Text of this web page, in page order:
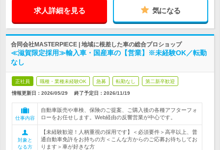
求人詳細を見る 気になる
合同会社MASTERPIECE | 地域に根差した車の総合プロショップ
≪滋賀限定採用≫輸入車・国産車の【営業】※未経験OK／転勤
なし
正社員 職種・業種未経験OK 急募 転勤なし 第二新卒歓迎
情報更新日：2026/05/29 終了予定日： 2026/11/19
仕事内容
自動車販売や車検、保険のご提案、ご購入後の各種アフターフォ
ローをお任せします。Web経由の反響営業が中心です。
対象と
なる方
【未経験歓迎！人柄重視の採用です】＜必須要件＞高卒以上、普
通自動車免許をお持ちの方＜こんな方からのご応募お待ちしてお
ります＞車が好きな方